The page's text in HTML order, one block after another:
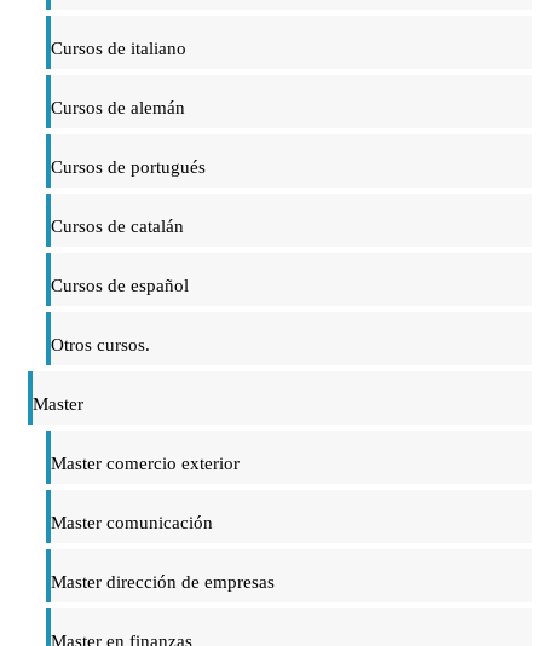
Cursos de italiano
Cursos de alemán
Cursos de portugués
Cursos de catalán
Cursos de español
Otros cursos.
Master
Master comercio exterior
Master comunicación
Master dirección de empresas
Master en finanzas